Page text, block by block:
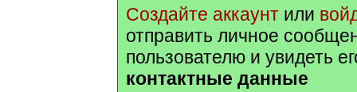
Создайте аккаунт или
отправить личное
пользователю и увидеть
контактные данные